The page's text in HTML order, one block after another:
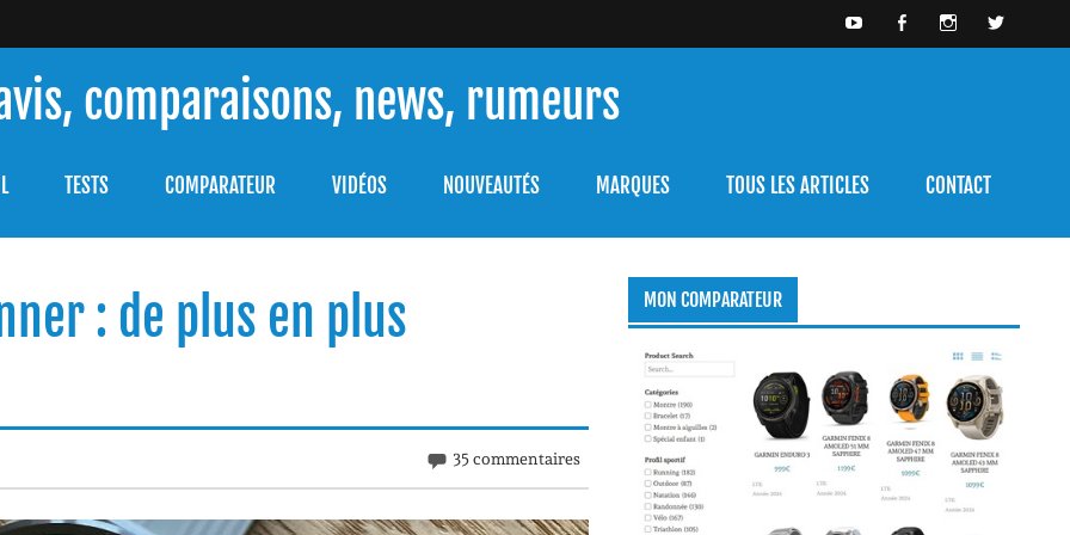
comparaisons, news, rumeurs
TESTS COMPARATEUR VIDÉOS NOUVEAUTÉS MARQUES TOUS LES ARTICLES CONTACT
: de plus en plus
35 commentaires
MON COMPARATEUR